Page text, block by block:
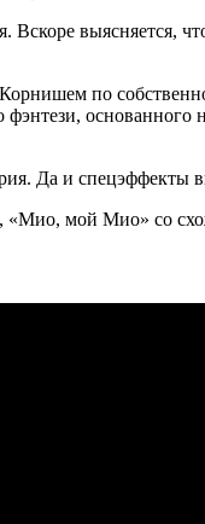
выясняется,
по
Да и
«Мио, мой Мио» со